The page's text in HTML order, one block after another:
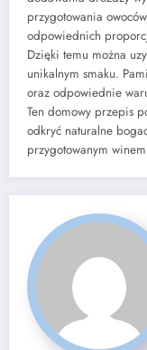
przygotowania
odpowiednich
Dzięki temu można
unikalnym smaku.
oraz odpowiednie
Ten domowy przepis
odkryć naturalne
przygotowanym